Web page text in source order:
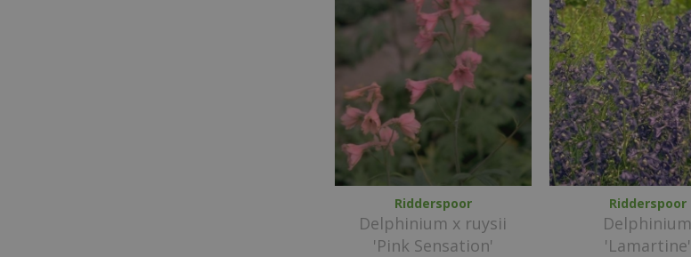
Ridderspoor
Delphinium x ruysii
'Pink Sensation'
Ridderspoor
Delphinium
'Lamartine'